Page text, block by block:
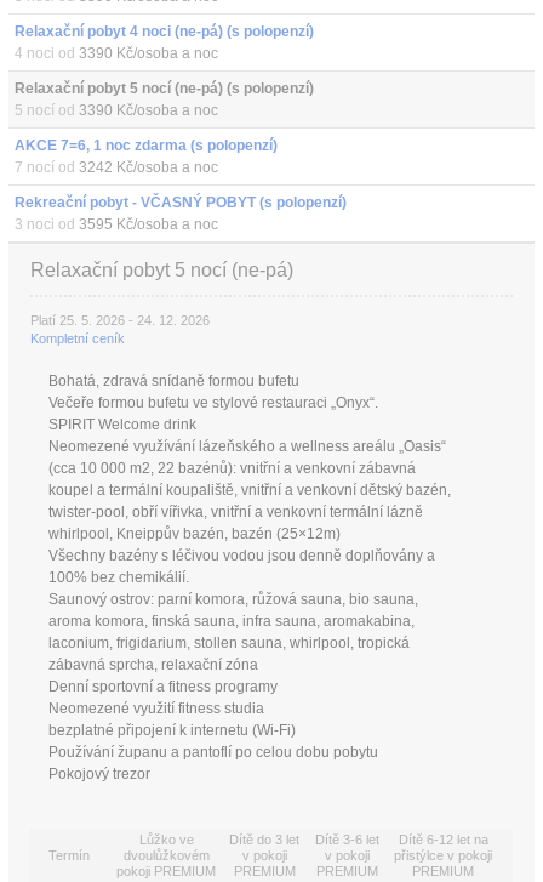
Relaxační pobyt 4 noci (ne-pá) (s polopenzí)
4 noci od 3390 Kč/osoba a noc
Relaxační pobyt 5 nocí (ne-pá) (s polopenzí)
5 nocí od 3390 Kč/osoba a noc
AKCE 7=6, 1 noc zdarma (s polopenzí)
7 nocí od 3242 Kč/osoba a noc
Rekreační pobyt - VČASNÝ POBYT (s polopenzí)
3 noci od 3595 Kč/osoba a noc
Relaxační pobyt 5 nocí (ne-pá)
Platí 25. 5. 2026 - 24. 12. 2026
Kompletní ceník
Bohatá, zdravá snídaně formou bufetu
Večeře formou bufetu ve stylové restauraci „Onyx“.
SPIRIT Welcome drink
Neomezené využívání lázeňského a wellness areálu „Oasis“
(cca 10 000 m2, 22 bazénů): vnitřní a venkovní zábavná
koupel a termální koupaliště, vnitřní a venkovní dětský bazén,
twister-pool, obří vířivka, vnitřní a venkovní termální lázně
whirlpool, Kneippův bazén, bazén (25×12m)
Všechny bazény s léčivou vodou jsou denně doplňovány a
100% bez chemikálií.
Saunový ostrov: parní komora, růžová sauna, bio sauna,
aroma komora, finská sauna, infra sauna, aromakabina,
laconium, frigidarium, stollen sauna, whirlpool, tropická
zábavná sprcha, relaxační zóna
Denní sportovní a fitness programy
Neomezené využití fitness studia
bezplatné připojení k internetu (Wi-Fi)
Používání županu a pantoflí po celou dobu pobytu
Pokojový trezor
Termín
Lůžko ve
dvoulůžkovém
pokoji PREMIUM
Dítě do 3 let
v pokoji
PREMIUM
Dítě 3-6 let
v pokoji
PREMIUM
Dítě 6-12 let na
přistýlce v pokoji
PREMIUM